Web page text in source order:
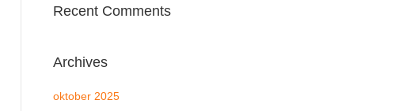
Recent Comments
Archives
oktober 2025